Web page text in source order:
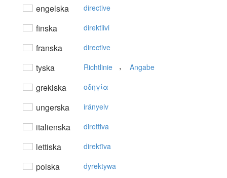
engelska directive
finska direktiivi
franska directive
tyska Richtlinie , Angabe
grekiska oδηγία
ungerska irányelv
italienska direttiva
lettiska direktīva
polska dyrektywa